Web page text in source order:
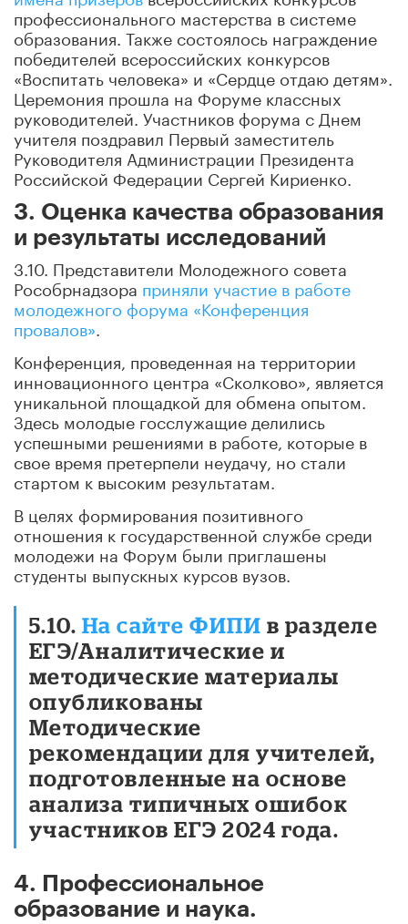
профессионального мастерства в системе
образования. Также состоялось награждение
победителей всероссийских конкурсов
«Воспитать человека» и «Сердце отдаю детям».
Церемония прошла на Форуме классных
руководителей. Участников форума с Днем
учителя поздравил Первый заместитель
Руководителя Администрации Президента
Российской Федерации Сергей Кириенко.
3. Оценка качества образования
и результаты исследований
3.10. Представители Молодежного совета
Рособрнадзора приняли участие в работе
молодежного форума «Конференция
провалов»
Конференция, проведенная на территории
инновационного центра «Сколково», является
уникальной площадкой для обмена опытом.
Здесь молодые госслужащие делились
успешными решениями в работе, которые в
свое время претерпели неудачу, но стали
стартом к высоким результатам.
В целях формирования позитивного
отношения к государственной службе среди
молодежи на Форум были приглашены
студенты выпускных курсов вузов.
5.10. На сайте ФИПИ в разделе
ЕГЭ/Аналитические и
методические материалы
опубликованы
Методические
рекомендации для учителей,
подготовленные на основе
анализа типичных ошибок
участников ЕГЭ 2024 года.
4. Профессиональное
образование и наука.